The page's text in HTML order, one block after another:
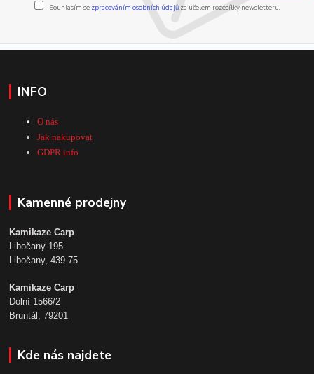
Souhlasím se zpracováním osobních údajůza účelem rozesílky newsletteru.
INFO
O nás
Jak nakupovat
GDPR info
Kamenné prodejny
Kamikaze Carp
Libočany 195
Libočany, 439 75
Kamikaze Carp
Dolní 1566/2
Bruntál, 79201
Kde nás najdete